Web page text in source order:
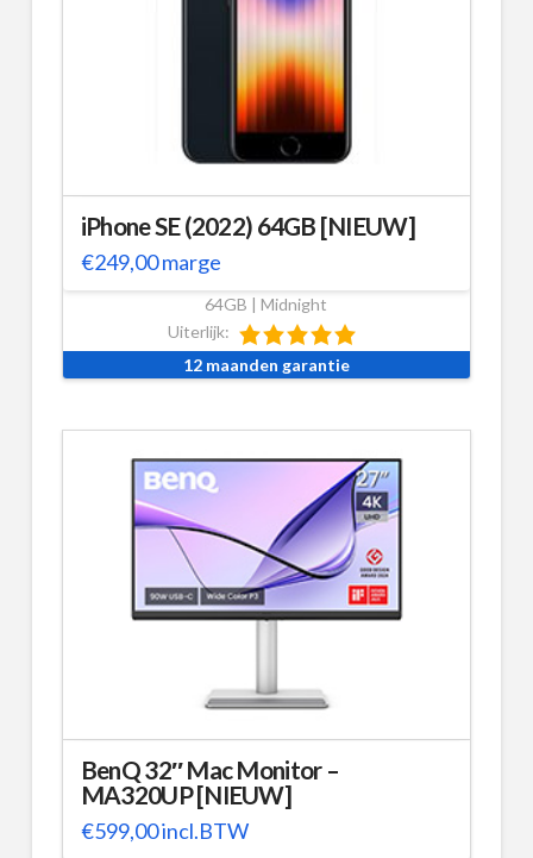
iPhone SE (2022) 64GB [NIEUW]
€249,00marge
64GB | Midnight
Uiterlijk:
12 maanden garantie
BenQ 32″ Mac Monitor –
MA320UP [NIEUW]
€599,00incl.BTW